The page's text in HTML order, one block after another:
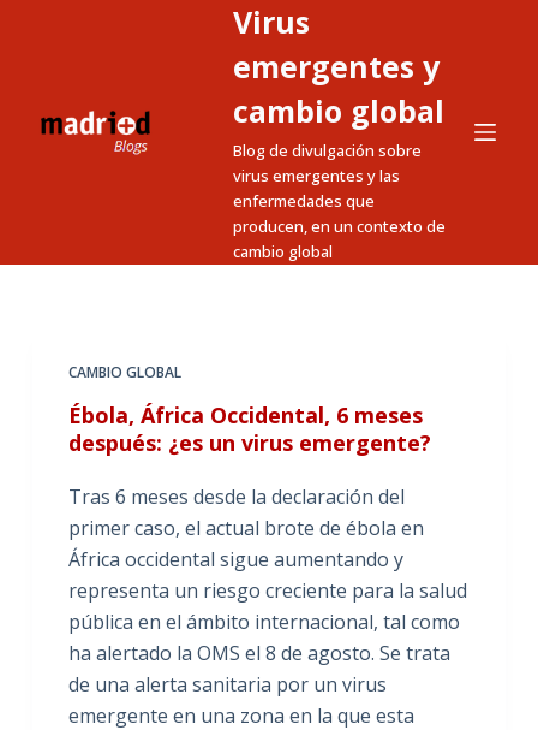
Virus
emergentes y
cambio global
Blog de divulgación sobre
virus emergentes y las
enfermedades que
producen, en un contexto de
cambio global
CAMBIO GLOBAL
Ébola, África Occidental, 6 meses
después: ¿es un virus emergente?
Tras 6 meses desde la declaración del
primer caso, el actual brote de ébola en
África occidental sigue aumentando y
representa un riesgo creciente para la salud
pública en el ámbito internacional, tal como
ha alertado la OMS el 8 de agosto. Se trata
de una alerta sanitaria por un virus
emergente en una zona en la que esta